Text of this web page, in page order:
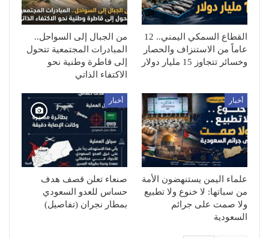
القطاع السمكي اليمني.. 12
عاماً من الاستنزاف والحصار
وخسائر تتجاوز 15 مليار دولار
من الجبال إلى السواحل..
المبادرات المجتمعية تتحول
إلى قاطرة وطنية نحو
الاكتفاء الذاتي
أخبار
علماء اليمن يستنهضون الأمة
من سباتها: لا خنوع ولا تطبيع
ولا صمت على جرائم
السعودية
أخبار
صنعاء تعلن قصف هدف
حساس للعدو السعودي
بمطار نجران (تفاصيل)